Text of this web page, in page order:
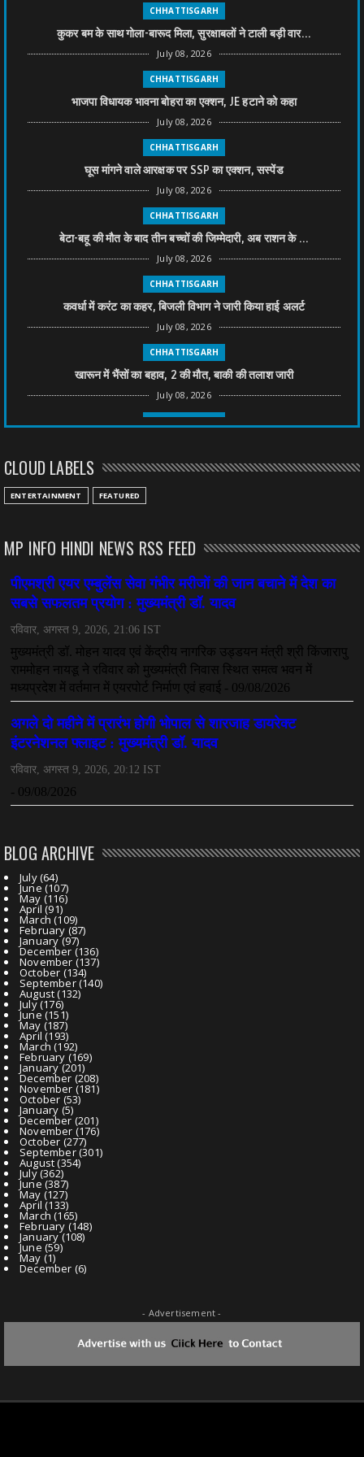
CHHATTISGARH
कुकर बम के साथ गोला-बारूद मिला, सुरक्षाबलों ने टाली बड़ी वार...
July 08, 2026
CHHATTISGARH
भाजपा विधायक भावना बोहरा का एक्शन, JE हटाने को कहा
July 08, 2026
CHHATTISGARH
घूस मांगने वाले आरक्षक पर SSP का एक्शन, सस्पेंड
July 08, 2026
CHHATTISGARH
बेटा-बहू की मौत के बाद तीन बच्चों की जिम्मेदारी, अब राशन के ...
July 08, 2026
CHHATTISGARH
कवर्धा में करंट का कहर, बिजली विभाग ने जारी किया हाई अलर्ट
July 08, 2026
CHHATTISGARH
खारून में भैंसों का बहाव, 2 की मौत, बाकी की तलाश जारी
July 08, 2026
CHHATTISGARH
July 08, 2026
CHHATTISGARH
महादेव ऐप केस में बड़ा एक्शन, सौरभ चंद्राकर हिरासत में
July 08, 2026
CHHATTISGARH
तीजन बाई को याद करेगा छत्तीसगढ़ का लोक कला जगत
July 07, 2026
CLOUD LABELS
ENTERTAINMENT FEATURED
MP INFO HINDI NEWS RSS FEED
BLOG ARCHIVE
July(64)
June(107)
May (116)
April (91)
March (109)
February (87)
January(97)
December (136)
November (137)
October (134)
September(140)
August(132)
July(176)
June(151)
May (187)
April (193)
March (192)
February (169)
January(201)
December (208)
November (181)
October (53)
January (5)
December(201)
November (176)
October (277)
September(301)
August(354)
July(362)
June(387)
May (127)
April (133)
March (165)
February (148)
January(108)
June (59)
May (1)
December (6)
- Advertisement -